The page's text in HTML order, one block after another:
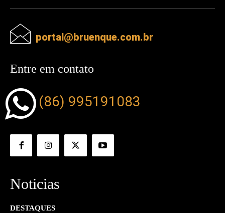
portal@bruenque.com.br
Entre em contato
(86) 995191083
Noticias
DESTAQUES